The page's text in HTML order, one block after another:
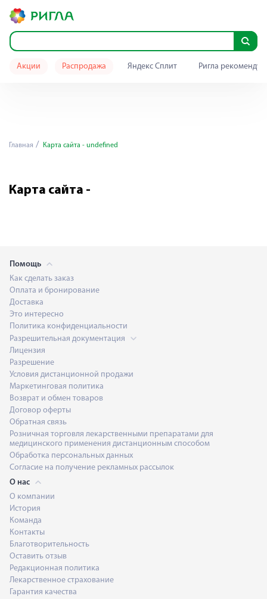
Акции Распродажа Яндекс Сплит Ригла
Главная Карта сайта - undefined
Карта сайта -
Помощь
Как сделать заказ
Оплата и бронирование
Доставка
Это интересно
Политика конфиденциальности
Разрешительная документация
Лицензия
Разрешение
Условия дистанционной продажи
Маркетинговая политика
Возврат и обмен товаров
Договор оферты
Обратная связь
Розничная торговля лекарственными препаратами для
медицинского применения дистанционным способом
Обработка персональных данных
Согласие на получение рекламных рассылок
О нас
О компании
История
Команда
Контакты
Благотворительность
Оставить отзыв
Редакционная политика
Лекарственное страхование
Гарантия качества